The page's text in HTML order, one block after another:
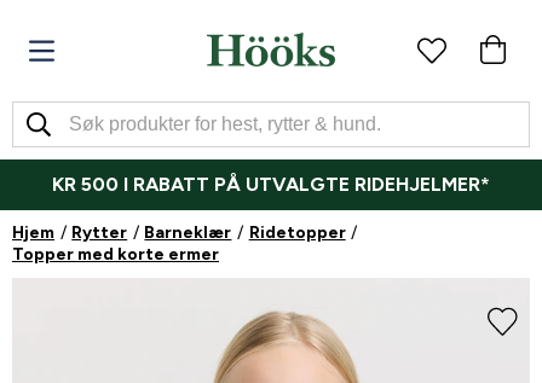
KR 500 I RABATT PÅ UTVALGTE RIDEHJELMER*
Hjem Rytter Barneklær
Ridetopper
Topper med korte ermer